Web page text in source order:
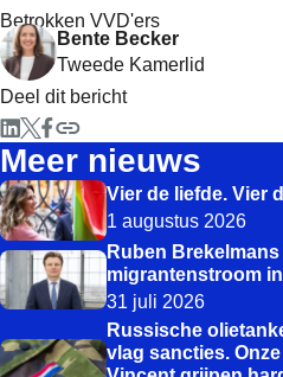
Betrokken VVD'ers
Bente Becker
Tweede Kamerlid
Deel dit bericht
Meer nieuws
Vier de liefde. Vier
1 augustus 2026
Ruben
migrantenstroom
31 juli 2026
Russische
vlag sancties.